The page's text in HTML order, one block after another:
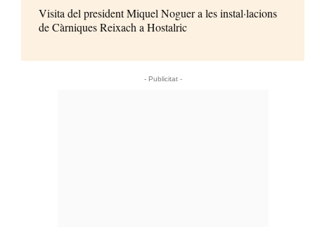
Visita del president Miquel Noguer a les instal·lacions
de Càrniques Reixach a Hostalric
- Publicitat -